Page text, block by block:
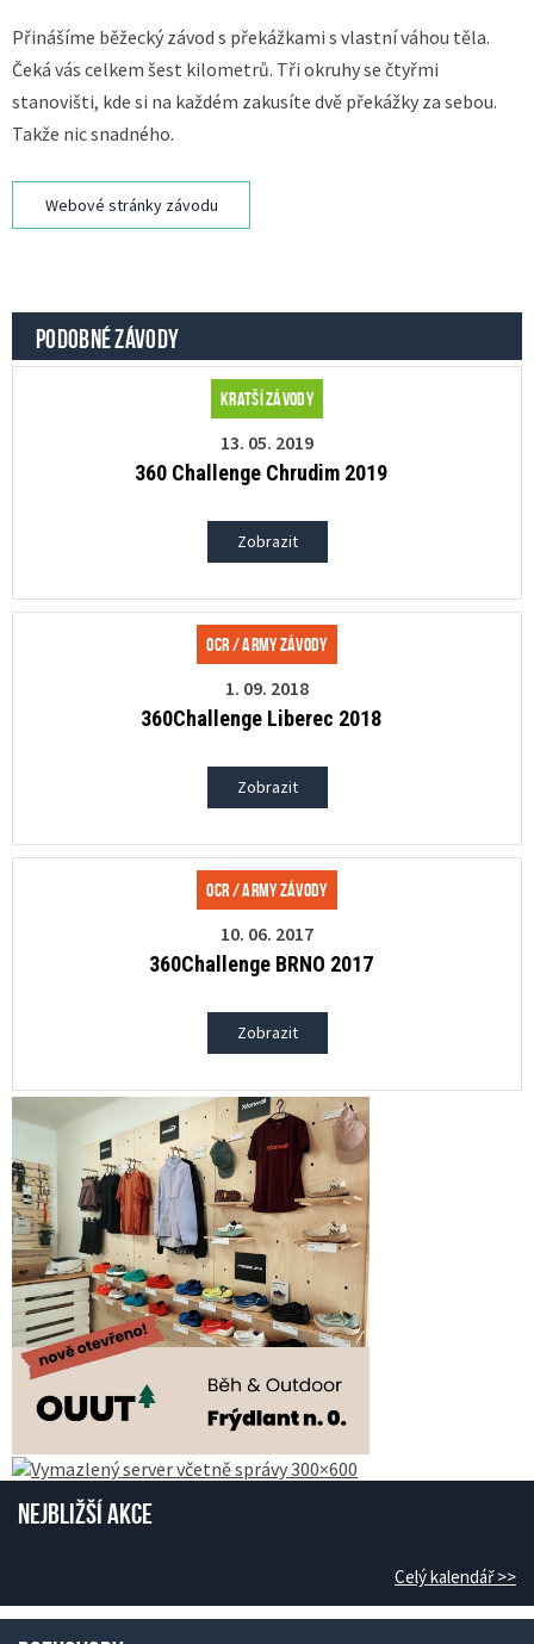
Přinášíme běžecký závod s překážkami s vlastní váhou těla.
Čeká vás celkem šest kilometrů. Tři okruhy se čtyřmi
stanovišti, kde si na každém zakusíte dvě překážky za sebou.
Takže nic snadného.
Webové stránky závodu
PODOBNÉ ZÁVODY
Kratší závody
13. 05. 2019
360 Challenge Chrudim 2019
Zobrazit
OCR / Army závody
1. 09. 2018
360Challenge Liberec 2018
Zobrazit
OCR / Army závody
10. 06. 2017
360Challenge BRNO 2017
Zobrazit
Nejbližší akce
Celý kalendář >>